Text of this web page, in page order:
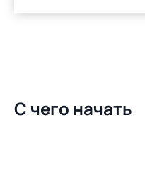
С чего начать